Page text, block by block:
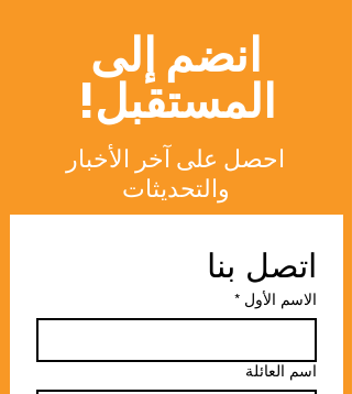
انضم إلى
المستقبل!
احصل على آخر الأخبار
والتحديثات
اتصل بنا
الاسم الأول *
اسم العائلة